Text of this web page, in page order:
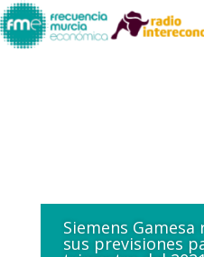
Siemens Gamesa
sus previsiones